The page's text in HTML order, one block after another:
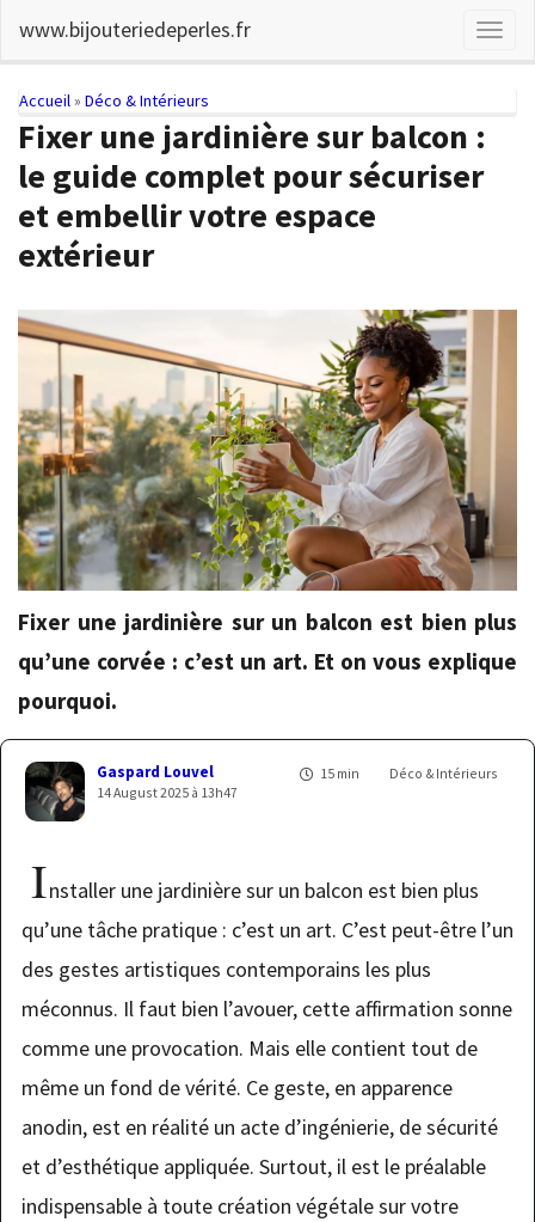
main
www.bijouteriedeperles.fr
You
are
here
Accueil» Déco & Intérieurs
Fixer une jardinière sur balcon :
le guide complet pour sécuriser
et embellir votre espace
extérieur
Fixer une jardinière sur un balcon est bien plus
qu’une corvée : c’est un art. Et on vous explique
pourquoi.
15 min Déco & Intérieurs
Gaspard Louvel
14 August 2025 à 13h47
Installer une jardinière sur un balcon est bien plus
qu’une tâche pratique : c’est un art. C’est peut-être l’un
des gestes artistiques contemporains les plus
méconnus. Il faut bien l’avouer, cette affirmation sonne
comme une provocation. Mais elle contient tout de
même un fond de vérité. Ce geste, en apparence
anodin, est en réalité un acte d’ingénierie, de sécurité
et d’esthétique appliquée. Surtout, il est le préalable
indispensable à toute création végétale sur votre